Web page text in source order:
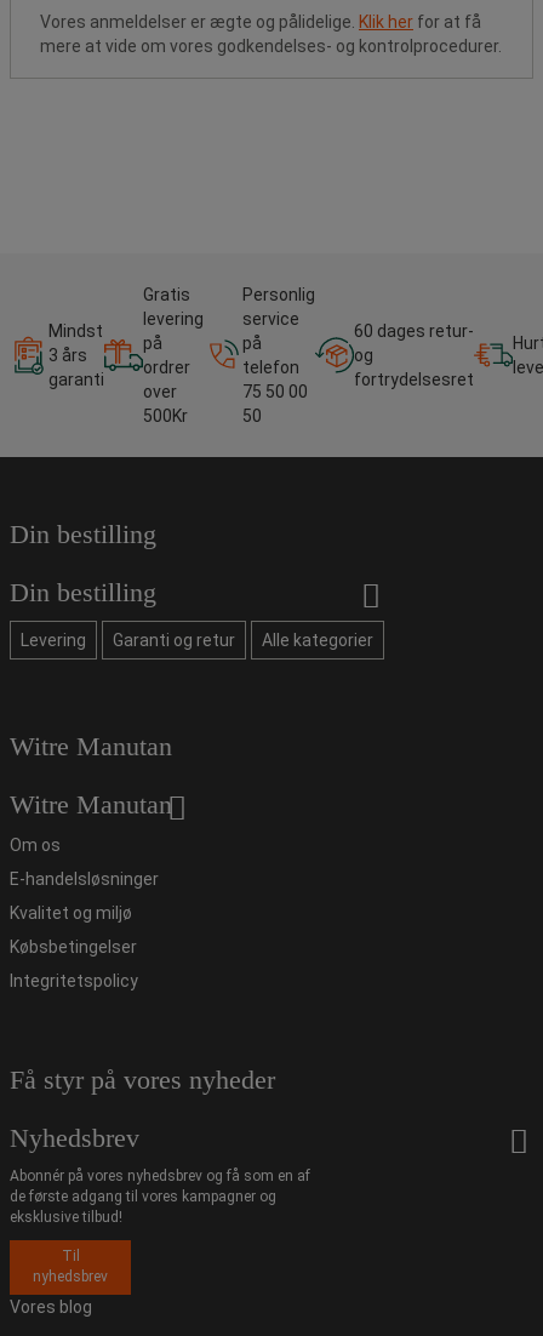
Vores anmeldelser er ægte og pålidelige. Klik her for at få
mere at vide om vores godkendelses- og kontrolprocedurer.
Mindst
3 års
garanti
Gratis
levering
på
ordrer
over
500Kr
Personlig
service
på
telefon
75 50 00
50
60 dages retur-
og
fortrydelsesret
Din bestilling
Din bestilling
Levering Garanti og retur Alle kategorier
Witre Manutan
Witre Manutan
Om os
E-handelsløsninger
Kvalitet og miljø
Købsbetingelser
Integritetspolicy
Få styr på vores nyheder
Nyhedsbrev
Abonnér på vores nyhedsbrev og få som en af
de første adgang til vores kampagner og
eksklusive tilbud!
Til
nyhedsbrev
Vores blog